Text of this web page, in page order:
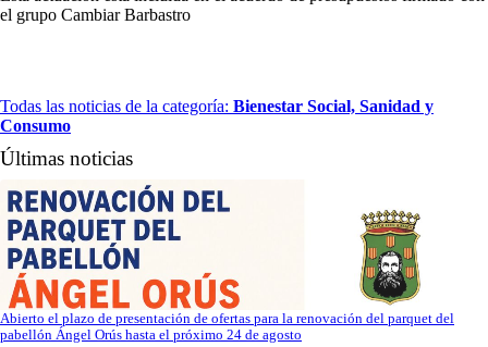
el grupo Cambiar Barbastro
Todas las noticias de la categoría: Bienestar Social, Sanidad y
Consumo
Últimas noticias
Abierto el plazo de presentación de ofertas para la renovación del parquet del
pabellón Ángel Orús hasta el próximo 24 de agosto